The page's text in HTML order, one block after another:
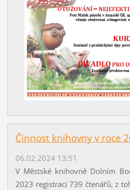
Činnost knihovny v roce
06.02.2024 13:51
V Městské knihovně Dolním
2023 registraci 739 čtenářů, z